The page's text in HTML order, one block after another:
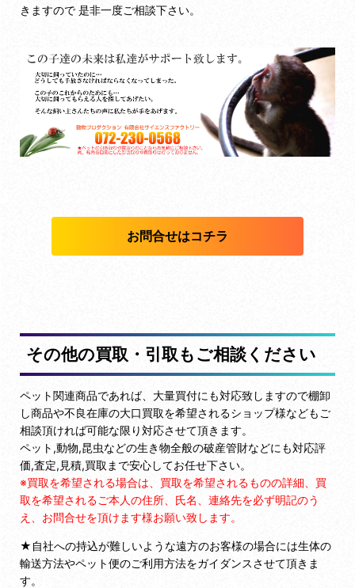
きますので 是非一度ご相談下さい。
お問合せはコチラ
その他の買取・引取もご相談ください
ペット関連商品であれば、大量買付にも対応致しますので棚卸
し商品や不良在庫の大口買取を希望されるショップ様などもご
相談頂ければ可能な限り対応させて頂きます。
ペット,動物,昆虫などの生き物全般の破産管財などにも対応評
価,査定,見積,買取まで安心してお任せ下さい。
※買取を希望される場合は、買取を希望されるものの詳細、買
取を希望されるご本人の住所、氏名、連絡先を必ず明記のう
え、お問合せを頂けます様お願い致します。
★自社への持込が難しいような遠方のお客様の場合には生体の
輸送方法やペット便のご利用方法をガイダンスさせて頂きま
す。